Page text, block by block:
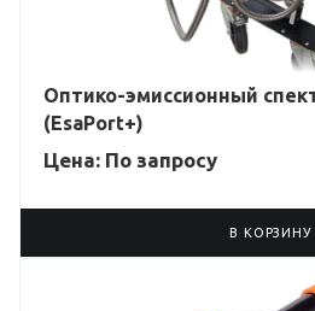
Оптико-эмиссионный
(EsaPort+)
Цена: По запросу
В КОРЗИНУ